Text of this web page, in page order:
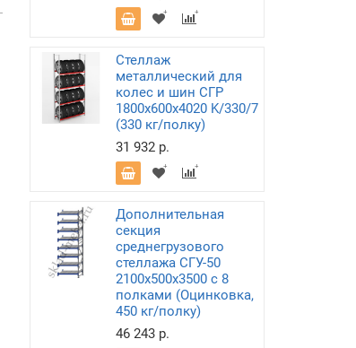
Стеллаж
металлический для
колес и шин СГР
1800х600х4020 K/330/7
(330 кг/полку)
31 932 р.
Дополнительная
секция
среднегрузового
стеллажа СГУ-50
2100х500х3500 с 8
полками (Оцинковка,
450 кг/полку)
46 243 р.